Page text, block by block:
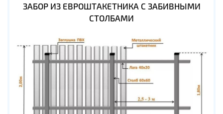
ЗАБОР ИЗ ЕВРОШТАКЕТНИКА С ЗАБИВНЫМИ
СТОЛБАМИ